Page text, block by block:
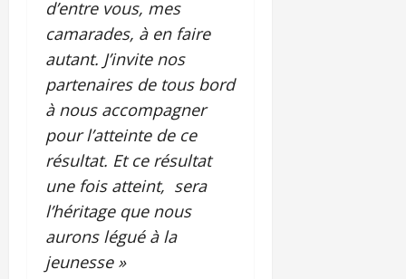
d’entre vous, mes
camarades, à en faire
autant. J’invite nos
partenaires de tous bord
à nous accompagner
pour l’atteinte de ce
résultat. Et ce résultat
une fois atteint, sera
l’héritage que nous
aurons légué à la
jeunesse »